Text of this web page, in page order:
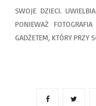
SWOJE DZIECI.
PONIEWAŻ
GADŻETEM, KTÓRY PRZY